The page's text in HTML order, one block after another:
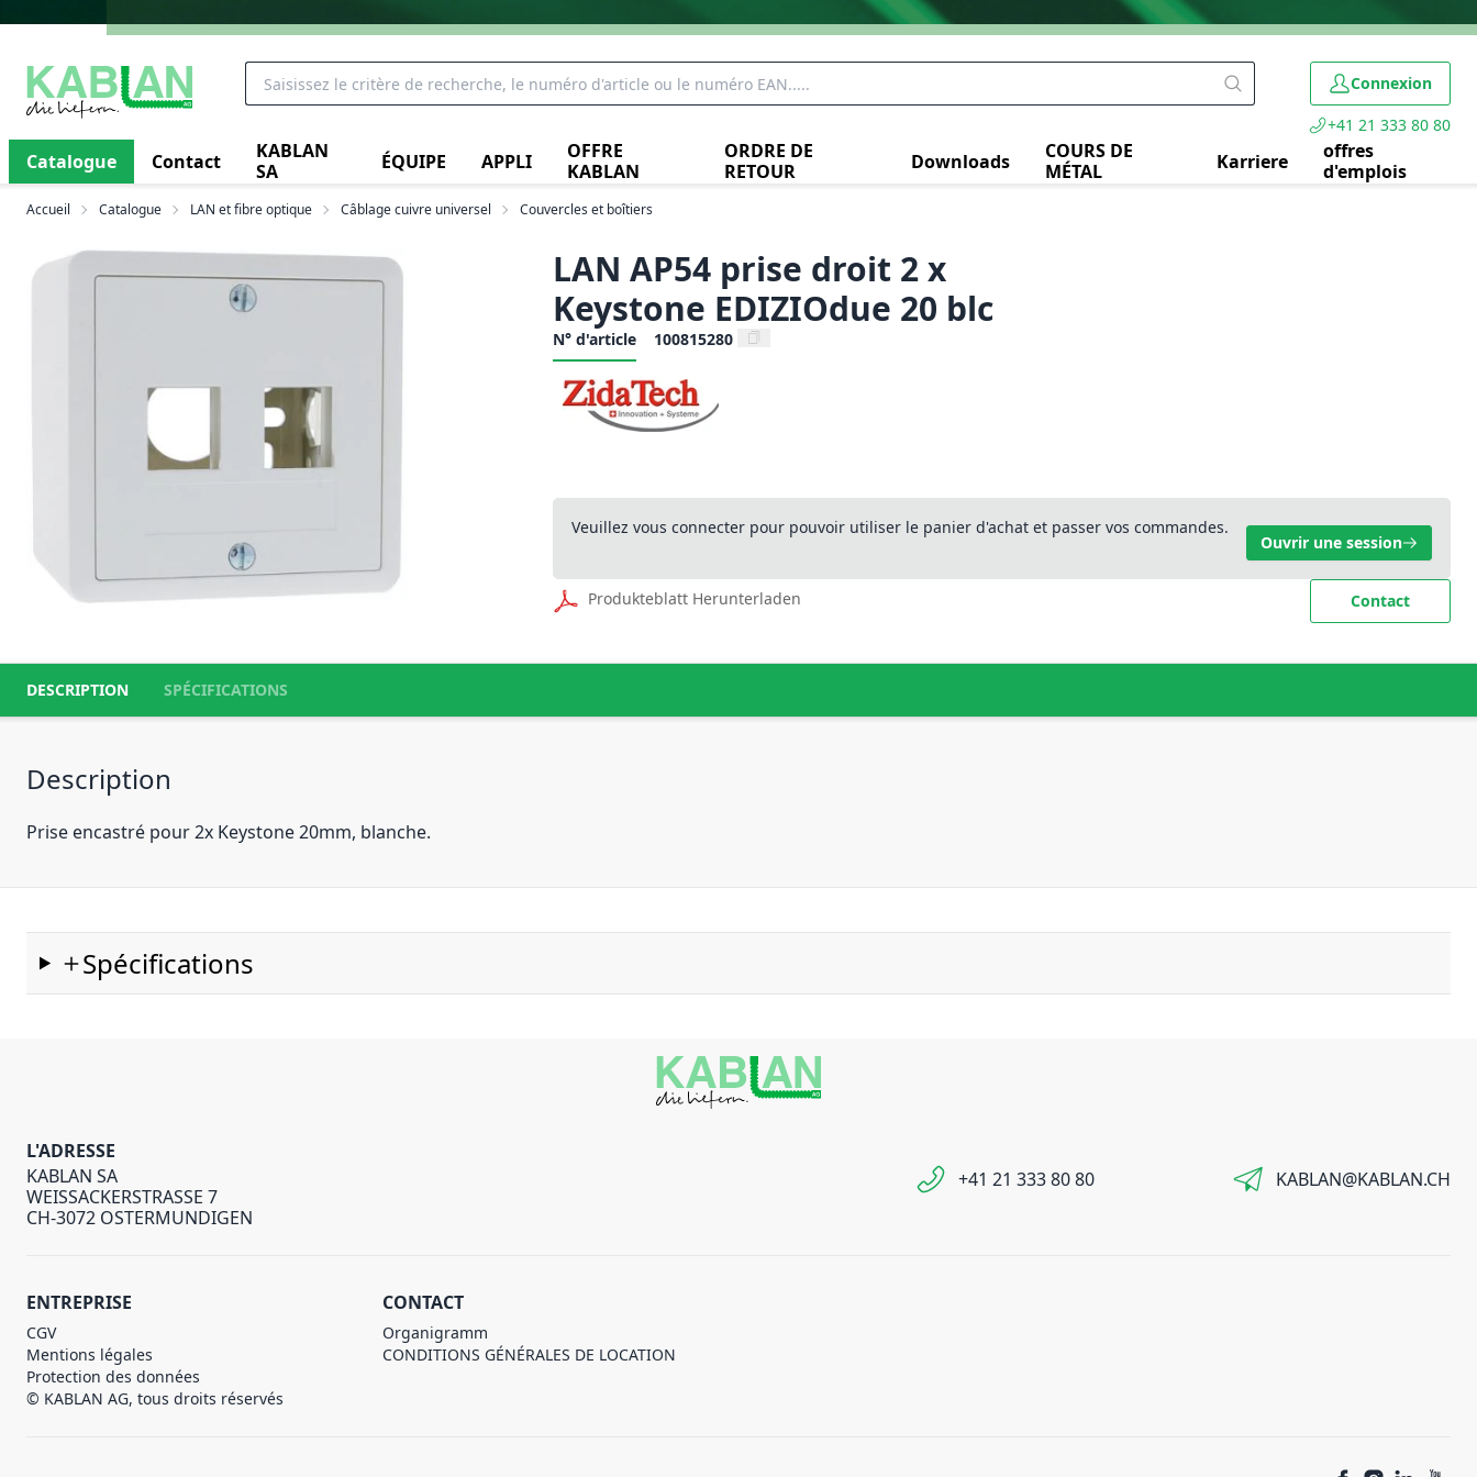
Connexion
+41 21 333 80 80
Catalogue Contact
KABLAN
SA
ÉQUIPE APPLI
OFFRE
KABLAN
ORDRE DE
RETOUR
Downloads
COURS DE
MÉTAL
Karriere
offres
d'emplois
Accueil Catalogue LAN et fibre optique Câblage cuivre universel Couvercles et boîtiers
LAN AP54 prise droit 2 x
Keystone EDIZIOdue 20 blc
N° d'article 100815280
Veuillez vous connecter pour pouvoir utiliser le panier d'achat et passer vos commandes.
Ouvrir une session
Produkteblatt Herunterladen Contact
DESCRIPTION SPÉCIFICATIONS
Description
Prise encastré pour 2x Keystone 20mm, blanche.
Spécifications
L'ADRESSE
KABLAN SA
WEISSACKERSTRASSE 7
CH-3072 OSTERMUNDIGEN
+41 21 333 80 80 KABLAN@KABLAN.CH
ENTREPRISE
CGV
Mentions légales
Protection des données
© KABLAN AG, tous droits réservés
CONTACT
Organigramm
CONDITIONS GÉNÉRALES DE LOCATION